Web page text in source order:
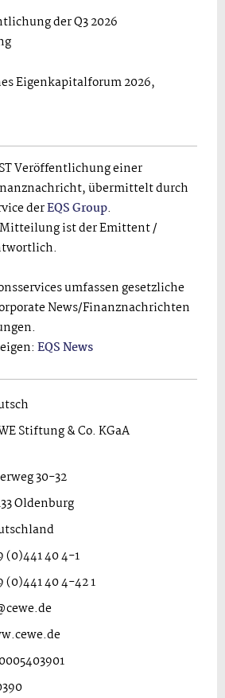
der Q3 2026
Eigenkapitalforum 2026,
Veröffentlichung einer
übermittelt durch
derEQS Group.
ist der Emittent /
umfassen gesetzliche
News/Finanznachrichten
EQS News
Stiftung & Co. KGaA
30-32
Oldenburg
(0)441 40 4-1
(0)441 40 4-42 1